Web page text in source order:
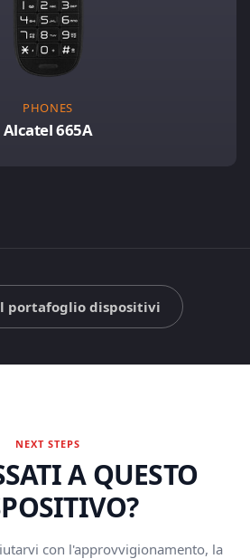
PHONES
Alcatel 665A
portafoglio dispositivi
NEXT STEPS
A QUESTO
con l'approvvigionamento, la